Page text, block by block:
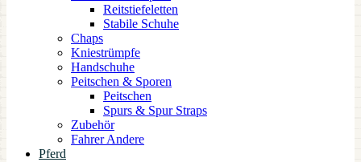
Reitstiefeletten
Stabile Schuhe
Chaps
Kniestrümpfe
Handschuhe
Peitschen & Sporen
Peitschen
Spurs & Spur Straps
Zubehör
Fahrer Andere
Pferd